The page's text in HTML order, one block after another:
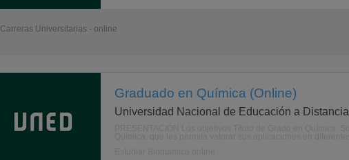
Carreras Universitarias - online
Graduado en Química (Online)
Universidad Nacional de Educación a Distancia